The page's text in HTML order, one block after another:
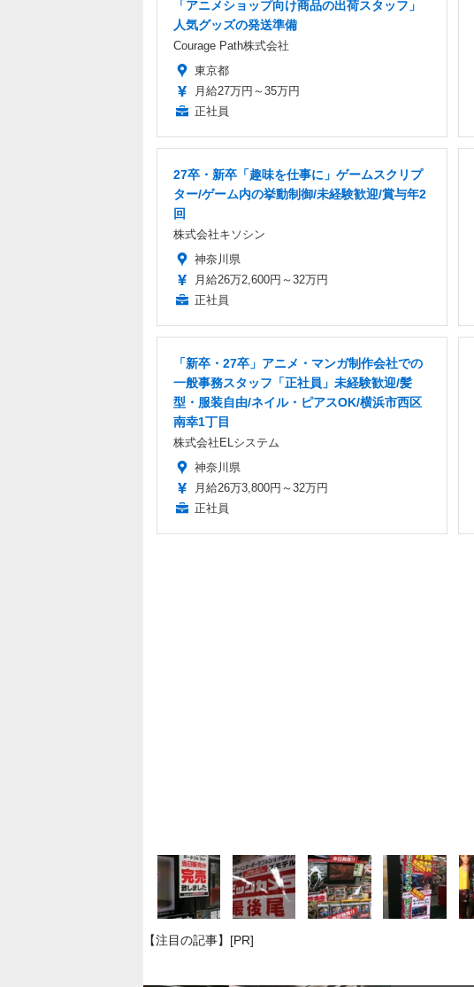
「アニメショップ向け商品の出荷スタッフ」
人気グッズの発送準備
Courage Path株式会社
東京都
月給27万円～35万円
正社員
27卒・新卒「趣味を仕事に」ゲームスクリプ
ター/ゲーム内の挙動制御/未経験歓迎/賞与年2
回
株式会社キソシン
神奈川県
月給26万2,600円～32万円
正社員
「新卒・27卒」アニメ・マンガ制作会社での
一般事務スタッフ「正社員」未経験歓迎/髪
型・服装自由/ネイル・ピアスOK/横浜市西区
南幸1丁目
株式会社ELシステム
神奈川県
月給26万3,800円～32万円
正社員
【注目の記事】[PR]